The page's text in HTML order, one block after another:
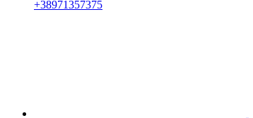
+38971357375